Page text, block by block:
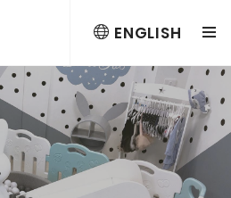
ENGLISH